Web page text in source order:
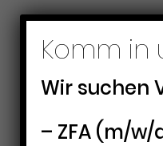
Komm in
Wir suchen
– ZFA (m/